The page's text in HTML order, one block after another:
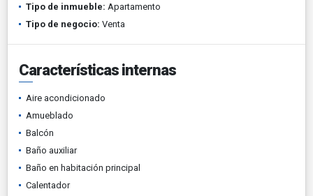
Tipo de inmueble: Apartamento
Tipo de negocio: Venta
Características internas
Aire acondicionado
Amueblado
Balcón
Baño auxiliar
Baño en habitación principal
Calentador